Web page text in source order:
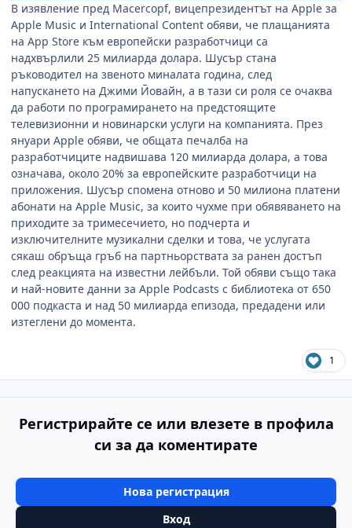
В изявление пред Macercopf, вицепрезидентът на Apple за
Apple Music и International Content обяви, че плащанията
на App Store към европейски разработчици са
надхвърлили 25 милиарда долара. Шусър стана
ръководител на звеното миналата година, след
напускането на Джими Йовайн, а в тази си роля се очаква
да работи по програмирането на предстоящите
телевизионни и новинарски услуги на компанията. През
януари Apple обяви, че общата печалба на
разработчиците надвишава 120 милиарда долара, а това
означава, около 20% за европейските разработчици на
приложения. Шусър спомена отново и 50 милиона платени
абонати на Apple Music, за които чухме при обявяването на
приходите за тримесечието, но подчерта и
изключителните музикални сделки и това, че услугата
сякаш обръща гръб на партньорствата за ранен достъп
след реакцията на известни лейбъли. Той обяви също така
и най-новите данни за Apple Podcasts с библиотека от 650
000 подкаста и над 50 милиарда епизода, предадени или
изтеглени до момента.
1
Регистрирайте се или влезете в профила
си за да коментирате
Нова регистрация
Вход